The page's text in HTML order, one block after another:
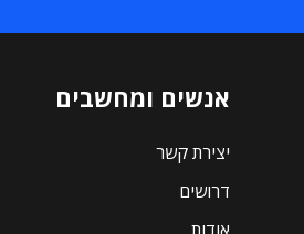
אנשים ומחשבים
יצירת קשר
דרושים